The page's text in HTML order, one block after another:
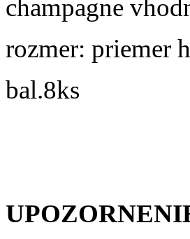
champagne
rozmer: priemer
bal.8ks